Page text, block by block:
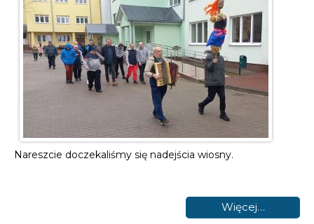
Nareszcie doczekaliśmy się nadejścia wiosny.
Więcej…